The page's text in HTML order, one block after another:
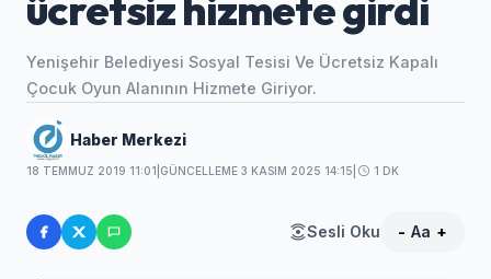
Yenişehir Belediyesi Sosyal Tesisi Ve Ücretsiz Kapalı
Çocuk Oyun Alanının Hizmete Giriyor.
Haber Merkezi
18 TEMMUZ 2019 11:01 GÜNCELLEME 3 KASIM 2025 14:15 1 DK
Sesli Oku - Aa +